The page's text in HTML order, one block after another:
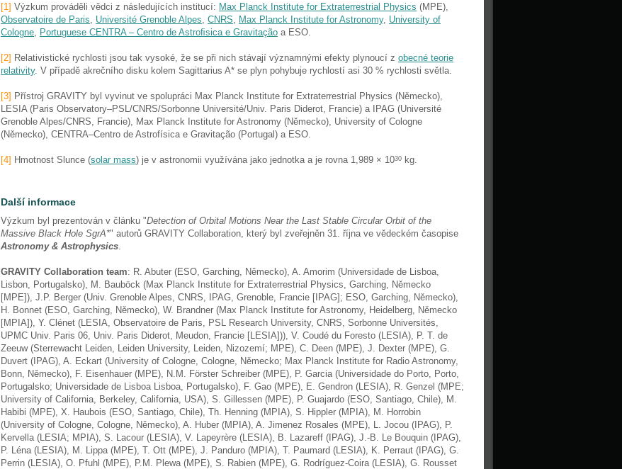
[1] Výzkum prováděli vědci z následujících institucí: Max Planck Institute for Extraterrestrial Physics (MPE),
Observatoire de Paris, Université Grenoble Alpes, CNRS, Max Planck Institute for Astronomy, University of
Cologne, Portuguese CENTRA – Centro de Astroﬁsica e Gravitação a ESO.
[2] Relativistické rychlosti jsou tak vysoké, že se při nich stávají významnými efekty plynoucí z obecné teorie
relativity. V případě akrečního disku kolem Sagittarius A* se plyn pohybuje rychlostí asi 30 % rychlosti světla.
[3] Přístroj GRAVITY byl vyvinut ve spolupráci Max Planck Institute for Extraterrestrial Physics (Německo),
LESIA (Paris Observatory–PSL/CNRS/Sorbonne Université/Univ. Paris Diderot, Francie) a IPAG (Université
Grenoble Alpes/CNRS, Francie), Max Planck Institute for Astronomy (Německo), University of Cologne
(Německo), CENTRA–Centro de Astrofísica e Gravitação (Portugal) a ESO.
[4] Hmotnost Slunce (solar mass) je v astronomii využívána jako jednotka a je rovna 1,989 × 1030 kg.
Další informace
Výzkum byl prezentován v článku "Detection of Orbital Motions Near the Last Stable Circular Orbit of the
Massive Black Hole SgrA*" autorů GRAVITY Collaboration, který byl zveřejněn 31. října ve vědeckém časopise
Astronomy & Astrophysics.
GRAVITY Collaboration team: R. Abuter (ESO, Garching, Německo), A. Amorim (Universidade de Lisboa,
Lisbon, Portugalsko), M. Bauböck (Max Planck Institute for Extraterrestrial Physics, Garching, Německo
[MPE]), J.P. Berger (Univ. Grenoble Alpes, CNRS, IPAG, Grenoble, Francie [IPAG]; ESO, Garching, Německo),
H. Bonnet (ESO, Garching, Německo), W. Brandner (Max Planck Institute for Astronomy, Heidelberg, Německo
[MPIA]), Y. Clénet (LESIA, Observatoire de Paris, PSL Research University, CNRS, Sorbonne Universités,
UPMC Univ. Paris 06, Univ. Paris Diderot, Meudon, Francie [LESIA])), V. Coudé du Foresto (LESIA), P. T. de
Zeeuw (Sterrewacht Leiden, Leiden University, Leiden, Nizozemí; MPE), C. Deen (MPE), J. Dexter (MPE), G.
Duvert (IPAG), A. Eckart (University of Cologne, Cologne, Německo; Max Planck Institute for Radio Astronomy,
Bonn, Německo), F. Eisenhauer (MPE), N.M. Förster Schreiber (MPE), P. Garcia (Universidade do Porto, Porto,
Portugalsko; Universidade de Lisboa Lisboa, Portugalsko), F. Gao (MPE), E. Gendron (LESIA), R. Genzel (MPE;
University of California, Berkeley, California, USA), S. Gillessen (MPE), P. Guajardo (ESO, Santiago, Chile), M.
Habibi (MPE), X. Haubois (ESO, Santiago, Chile), Th. Henning (MPIA), S. Hippler (MPIA), M. Horrobin
(University of Cologne, Cologne, Německo), A. Huber (MPIA), A. Jimenez Rosales (MPE), L. Jocou (IPAG), P.
Kervella (LESIA; MPIA), S. Lacour (LESIA), V. Lapeyrère (LESIA), B. Lazareff (IPAG), J.-B. Le Bouquin (IPAG),
P. Léna (LESIA), M. Lippa (MPE), T. Ott (MPE), J. Panduro (MPIA), T. Paumard (LESIA), K. Perraut (IPAG), G.
Perrin (LESIA), O. Pfuhl (MPE), P.M. Plewa (MPE), S. Rabien (MPE), G. Rodríguez-Coira (LESIA), G. Rousset